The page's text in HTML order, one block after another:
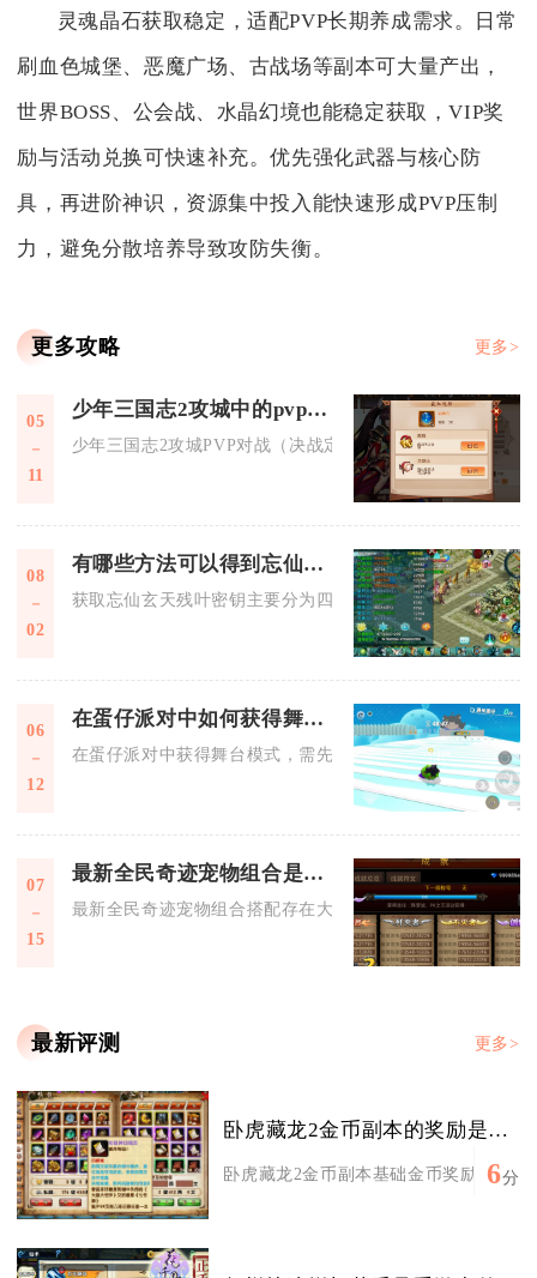
灵魂晶石获取稳定，适配PVP长期养成需求。日常
刷血色城堡、恶魔广场、古战场等副本可大量产出，
世界BOSS、公会战、水晶幻境也能稳定获取，VIP奖
励与活动兑换可快速补充。优先强化武器与核心防
具，再进阶神识，资源集中投入能快速形成PVP压制
力，避免分散培养导致攻防失衡。
更多攻略 更多>
05
11
少年三国志2攻城中的pvp对战如何挑战
少年三国志2攻城PVP对战（决战定军山）核心是5v5分路对
08
02
有哪些方法可以得到忘仙玄天残叶密钥
获取忘仙玄天残叶密钥主要分为四类稳定渠道，包含限时商
06
12
在蛋仔派对中如何获得舞台模式
在蛋仔派对中获得舞台模式，需先解锁对应入口并掌握入场
07
15
最新全民奇迹宠物组合是否需要特定技巧
最新全民奇迹宠物组合搭配存在大量专属技巧，随意堆砌宠
最新评测 更多>
卧虎藏龙2金币副本的奖励是否与等级有关
卧虎藏龙2金币副本基础金币奖励数值
6分